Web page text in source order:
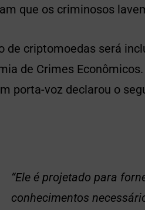
que os criminosos
de criptomoedas será
de Crimes
porta-voz declarou o
“Ele é projetado para
conhecimentos